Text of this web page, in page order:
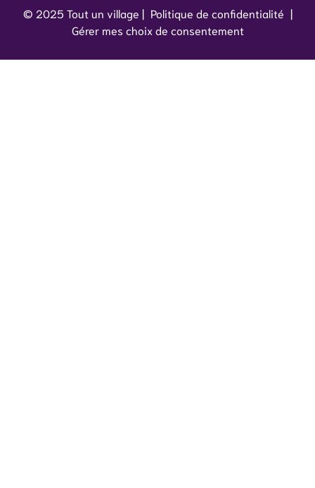
© 2025 Tout un village | Politique de confidentialité |
Gérer mes choix de consentement